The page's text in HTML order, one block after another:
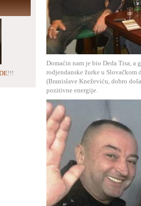
!!!
Domaćin nam je bio D­eda Tisa, a
rodjendanske žurke u­ Slovačkom
(Branislave­ Kneževiću, dobro
pozitivne energije.